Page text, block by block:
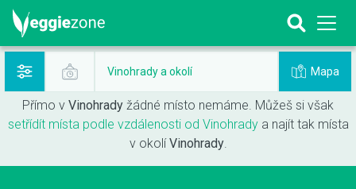
Vinohrady a okolí Mapa
Přímo v Vinohrady žádné místo nemáme. Můžeš si však
setřídít místa podle vzdálenosti od Vinohradya najít tak místa
v okolíVinohrady.